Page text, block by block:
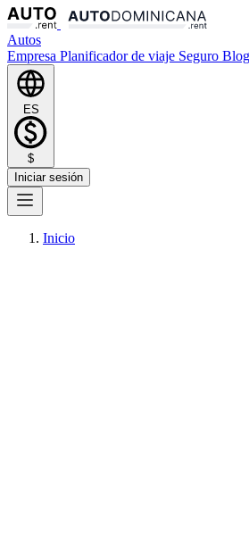
Autos
Empresa Planificador de viaje Seguro Blog
ES
$
Iniciar sesión
Inicio